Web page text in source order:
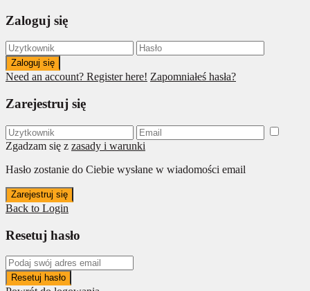
Zaloguj się
Zaloguj się
Need an account? Register here! Zapomniałeś hasła?
Zarejestruj się
Zgadzam się z zasady i warunki
Hasło zostanie do Ciebie wysłane w wiadomości email
Zarejestruj się
Back to Login
Resetuj hasło
Resetuj hasło